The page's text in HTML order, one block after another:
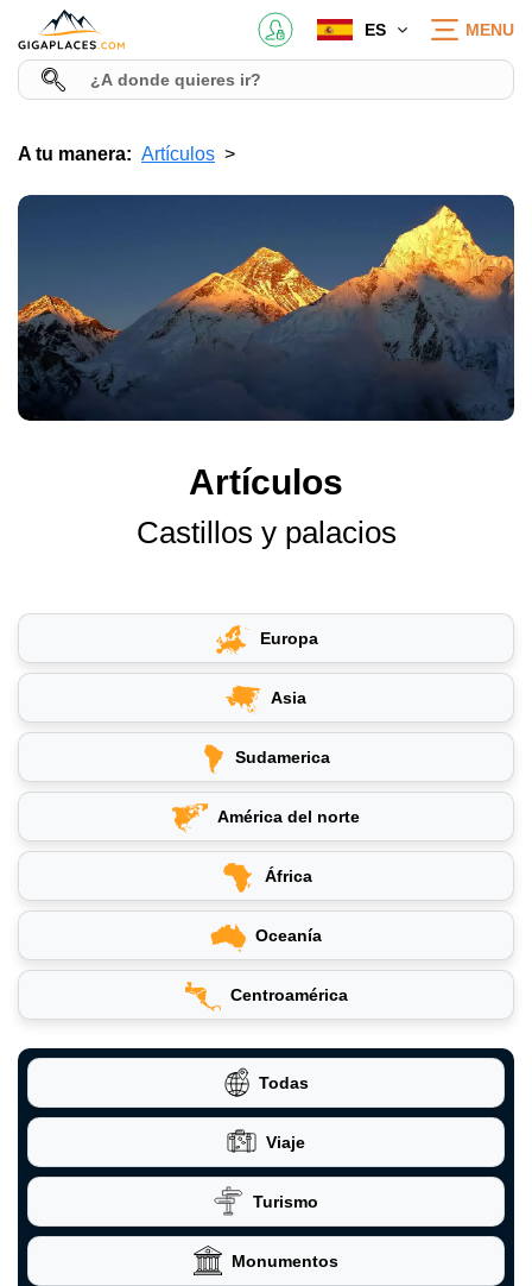
ES MENU
A tu manera: Artículos
Artículos
Castillos y palacios
Europa
Asia
Sudamerica
América del norte
África
Oceanía
Centroamérica
Todas
Viaje
Turismo
Monumentos